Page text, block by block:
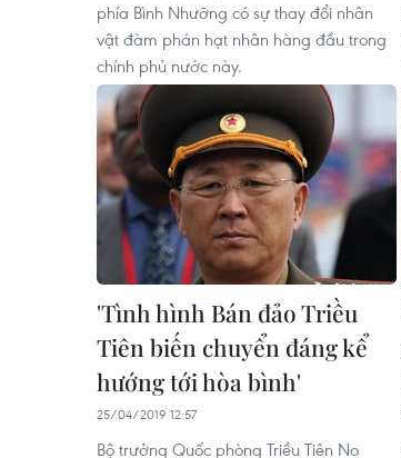
phía Bình Nhưỡng có sự thay đổi nhân
vật đàm phán hạt nhân hàng đầu trong
chính phủ nước này.
'Tình hình Bán đảo Triều
Tiên biến chuyển đáng kể
hướng tới hòa bình'
25/04/2019 12:57
Bộ trưởng Quốc phòng Triều Tiên No